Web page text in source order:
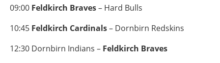
09:00 Feldkirch Braves– Hard Bulls
10:45 Feldkirch Cardinals– Dornbirn Redskins
12:30 Dornbirn Indians – Feldkirch Braves